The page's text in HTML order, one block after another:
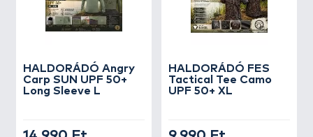
HALDORÁDÓ Angry
Carp SUN UPF 50+
Long Sleeve L
HALDORÁDÓ FES
Tactical Tee Camo
UPF 50+ XL